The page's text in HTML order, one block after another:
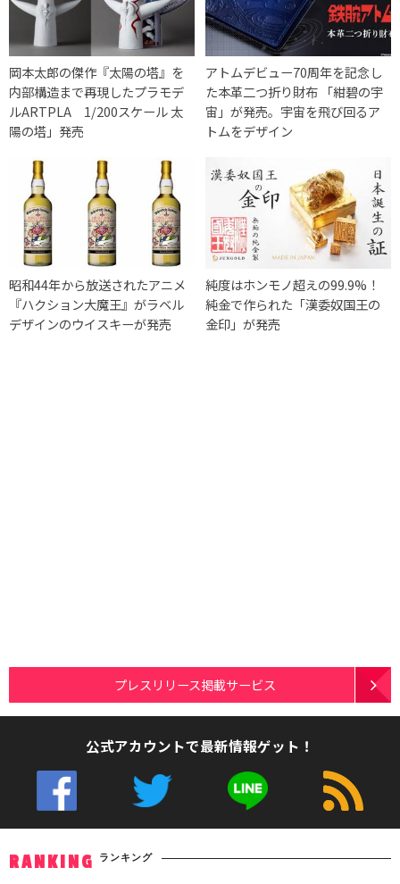
岡本太郎の傑作『太陽の塔』を
内部構造まで再現したプラモデ
ルARTPLA 1/200スケール 太
陽の塔」発売
アトムデビュー70周年を記念し
た本革二つ折り財布 「紺碧の宇
宙」が発売。宇宙を飛び回るア
トムをデザイン
昭和44年から放送されたアニメ
『ハクション大魔王』がラベル
デザインのウイスキーが発売
純度はホンモノ超えの99.9%！
純金で作られた「漢委奴国王の
金印」が発売
プレスリリース掲載サービス
公式アカウントで最新情報ゲット！
RANKING ランキング